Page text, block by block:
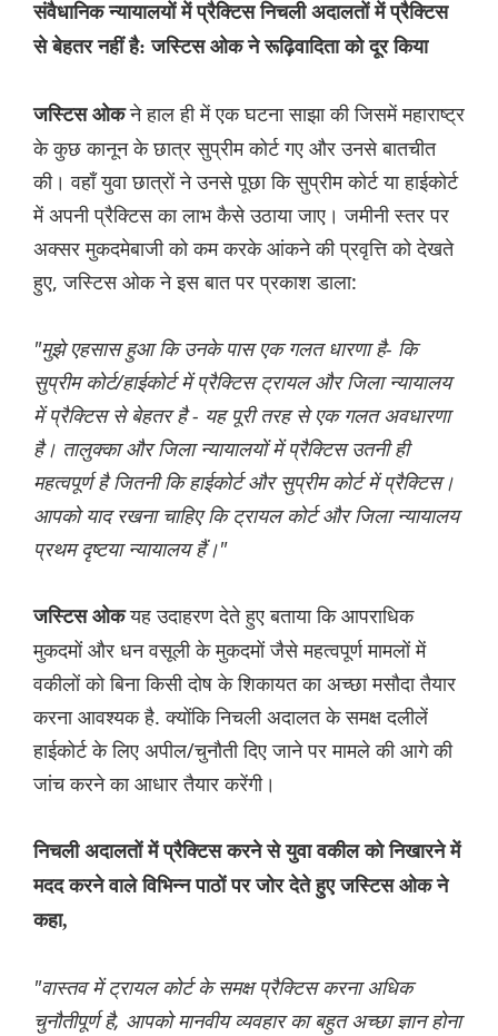
संवैधानिक न्यायालयों में प्रैक्टिस निचली अदालतों में प्रैक्टिस
से बेहतर नहीं है: जस्टिस ओक ने रूढ़िवादिता को दूर किया
जस्टिस ओकने हाल ही में एक घटना साझा की जिसमें महाराष्ट्र
के कुछ कानून के छात्र सुप्रीम कोर्ट गए और उनसे बातचीत
की। वहाँ युवा छात्रों ने उनसे पूछा कि सुप्रीम कोर्ट या हाईकोर्ट
में अपनी प्रैक्टिस का लाभ कैसे उठाया जाए। जमीनी स्तर पर
अक्सर मुकदमेबाजी को कम करके आंकने की प्रवृत्ति को देखते
हुए, जस्टिस ओक ने इस बात पर प्रकाश डाला:
"मुझे एहसास हुआ कि उनके पास एक गलत धारणा है- कि
सुप्रीम कोर्ट/हाईकोर्ट में प्रैक्टिस ट्रायल और जिला न्यायालय
में प्रैक्टिस से बेहतर है - यह पूरी तरह से एक गलत अवधारणा
है। तालुक्का और जिला न्यायालयों में प्रैक्टिस उतनी ही
महत्वपूर्ण है जितनी कि हाईकोर्ट और सुप्रीम कोर्ट में प्रैक्टिस।
आपको याद रखना चाहिए कि ट्रायल कोर्ट और जिला न्यायालय
प्रथम दृष्टया न्यायालय हैं।"
जस्टिस ओकयह उदाहरण देते हुए बताया कि आपराधिक
मुकदमों और धन वसूली के मुकदमों जैसे महत्वपूर्ण मामलों में
वकीलों को बिना किसी दोष के शिकायत का अच्छा मसौदा तैयार
करना आवश्यक है. क्योंकि निचली अदालत के समक्ष दलीलें
हाईकोर्ट के लिए अपील/चुनौती दिए जाने पर मामले की आगे की
जांच करने का आधार तैयार करेंगी।
निचली अदालतों में प्रैक्टिस करने से युवा वकील को निखारने में
मदद करने वाले विभिन्न पाठों पर जोर देते हुए जस्टिस ओक ने
कहा,
"वास्तव में ट्रायल कोर्ट के समक्ष प्रैक्टिस करना अधिक
चुनौतीपूर्ण है, आपको मानवीय व्यवहार का बहुत अच्छा ज्ञान होना